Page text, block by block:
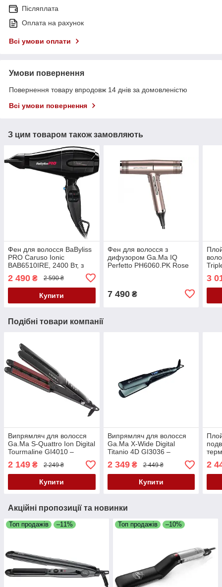
Післяплата
Оплата на рахунок
Всі умови оплати
Умови повернення
Повернення товару впродовж 14 днів за домовленістю
Всі умови повернення
З цим товаром також замовляють
Фен для волосся BaByliss
PRO Caruso Ionic
BAB6510IRE, 2400 Вт, з
2 490 ₴ 2 590 ₴
Купити
Фен для волосся з
дифузором Ga.Ma IQ
Perfetto PH6060.PK Rose
7 490₴
3
Подібні товари компанії
Випрямляч для волосся
Ga.Ma S-Quattro Ion Digital
Tourmaline GI4010 –
турмалінові пластини,
іонізація, цифровий
дисплей
2 149 ₴ 2 249 ₴
Купити
Випрямляч для волосся
Ga.Ma X-Wide Digital
Titanio 4D GI3036 –
титанові ультраширокі
плаваючі пластини
40×100 мм, 4D Therapy
2 349₴ 2 449 ₴
Купити
2
Акційні пропозиції та новинки
Топ продажів –11% Топ продажів –10%